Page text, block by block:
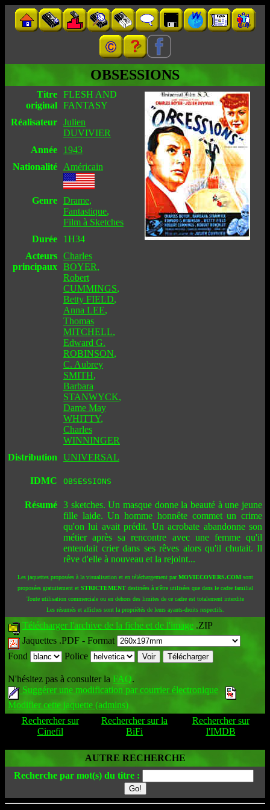
OBSESSIONS
Titre
original
FLESH AND
FANTASY
Réalisateur Julien
DUVIVIER
Année
1943
Nationalité
Américain
Genre Drame,
Fantastique,
Film à Sketches
Durée
1H34
Acteurs
principaux
Charles
BOYER,
Robert
CUMMINGS,
Betty FIELD,
Anna LEE,
Thomas
MITCHELL,
Edward G.
ROBINSON,
C. Aubrey
SMITH,
Barbara
STANWYCK,
Dame May
WHITTY,
Charles
WINNINGER
Distribution
UNIVERSAL
IDMC OBSESSIONS
Résumé 3 sketches. Un masque donne la beauté à une jeune
fille laide. Un homme honnête commet un crime
qu'on lui avait prédit. Un acrobate abandonne son
métier après sa rencontre avec une femme qu'il
entendait crier dans ses rêves alors qu'il chutait. Il
rêve d'elle à nouveau et la rejoint...
Les jaquettes proposées à la visualisation et en téléchargement parMOVIECOVERS.COMsont
proposées gratuitement et STRICTEMENTdestinées à n'être utilisées que dans le cadre familial
Toute utilisation commerciale ou en dehors des limites de ce cadre est totalement interdite
Les résumés et affiches sont la propriétés de leurs ayants-droits respectifs.
Télécharger l'archive de la fiche et de l'image .ZIP
Jaquettes .PDF - Format
Fond
Police
N'hésitez pas à consulter la FAQ.
Suggérer une modification par courrier électronique
Modifier cette jaquette (admins)
Rechercher sur
Cinefil
Rechercher sur la
BiFi
Rechercher sur
l'IMDB
AUTRE RECHERCHE
Recherche par mot(s) du titre :